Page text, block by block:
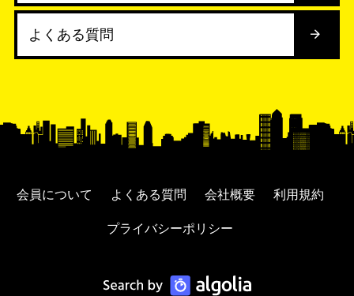
よくある質問
会員について よくある質問 会社概要 利用規約
プライバシーポリシー